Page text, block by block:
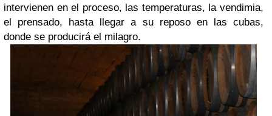
intervienen en el proceso, las temperaturas, la vendimia,
el prensado, hasta llegar a su reposo en las cubas,
donde se producirá el milagro.